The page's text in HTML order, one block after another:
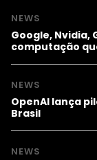
NEWS
Google, Nvidia,
computação
NEWS
OpenAI lança
Brasil
NEWS